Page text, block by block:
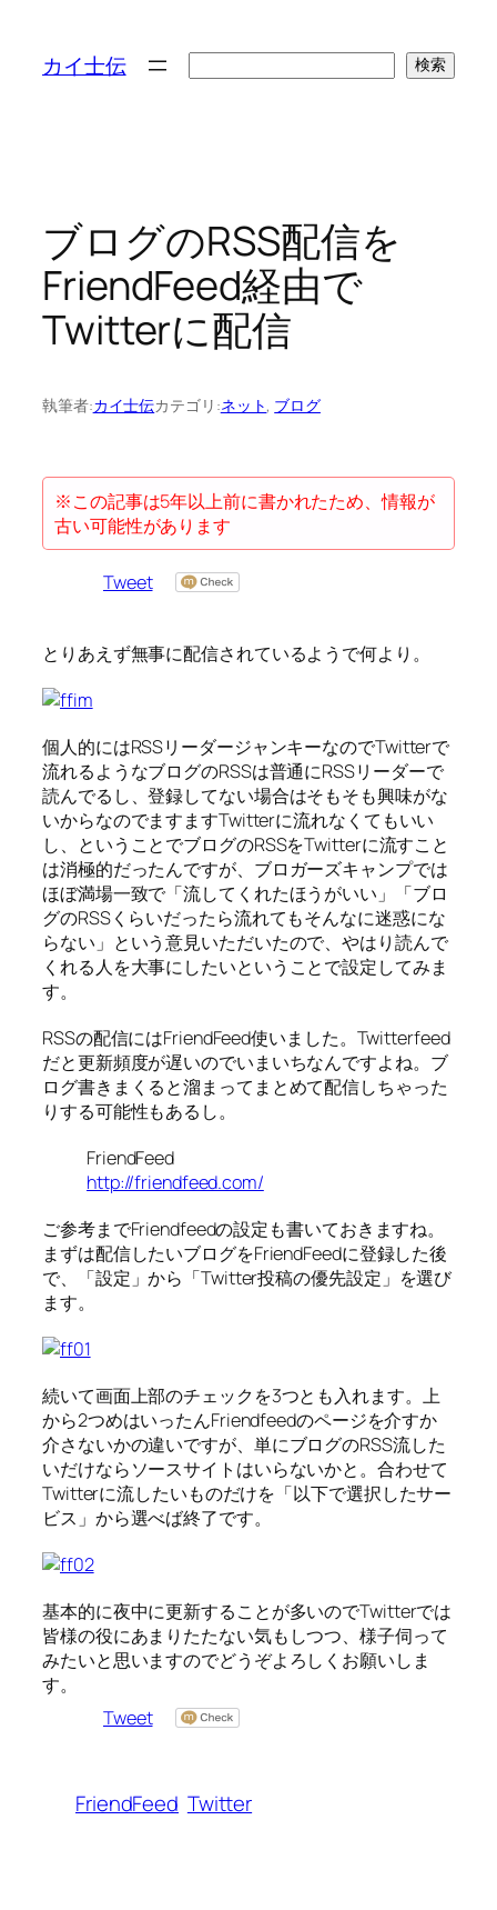
カイ士伝 検索
ブログのRSS配信を
FriendFeed経由で
Twitterに配信
執筆者:カイ士伝カテゴリ:ネット, ブログ
※この記事は5年以上前に書かれたため、情報が
古い可能性があります
Tweet
とりあえず無事に配信されているようで何より。
個人的にはRSSリーダージャンキーなのでTwitterで
流れるようなブログのRSSは普通にRSSリーダーで
読んでるし、登録してない場合はそもそも興味がな
いからなのでますますTwitterに流れなくてもいい
し、ということでブログのRSSをTwitterに流すこと
は消極的だったんですが、ブロガーズキャンプでは
ほぼ満場一致で「流してくれたほうがいい」「ブロ
グのRSSくらいだったら流れてもそんなに迷惑にな
らない」という意見いただいたので、やはり読んで
くれる人を大事にしたいということで設定してみま
す。
RSSの配信にはFriendFeed使いました。Twitterfeed
だと更新頻度が遅いのでいまいちなんですよね。ブ
ログ書きまくると溜まってまとめて配信しちゃった
りする可能性もあるし。
FriendFeed
http://friendfeed.com/
ご参考までFriendfeedの設定も書いておきますね。
まずは配信したいブログをFriendFeedに登録した後
で、「設定」から「Twitter投稿の優先設定」を選び
ます。
続いて画面上部のチェックを3つとも入れます。上
から2つめはいったんFriendfeedのページを介すか
介さないかの違いですが、単にブログのRSS流した
いだけならソースサイトはいらないかと。合わせて
Twitterに流したいものだけを「以下で選択したサー
ビス」から選べば終了です。
基本的に夜中に更新することが多いのでTwitterでは
皆様の役にあまりたたない気もしつつ、様子伺って
みたいと思いますのでどうぞよろしくお願いしま
す。
Tweet
FriendFeed Twitter